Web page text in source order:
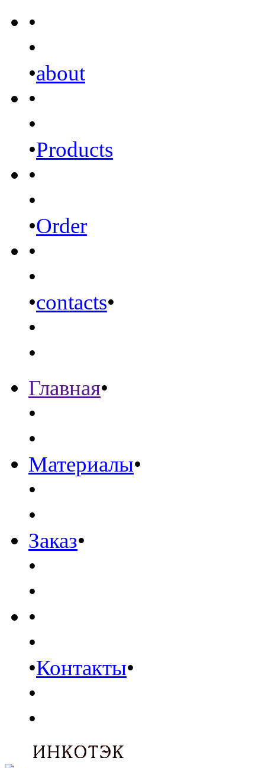
•
•
•about
•
•
•Products
•
•
•Order
•
•
•contacts•
•
•
Главная•
•
•
Материалы•
•
•
Заказ•
•
•
•
•
•Контакты•
•
•